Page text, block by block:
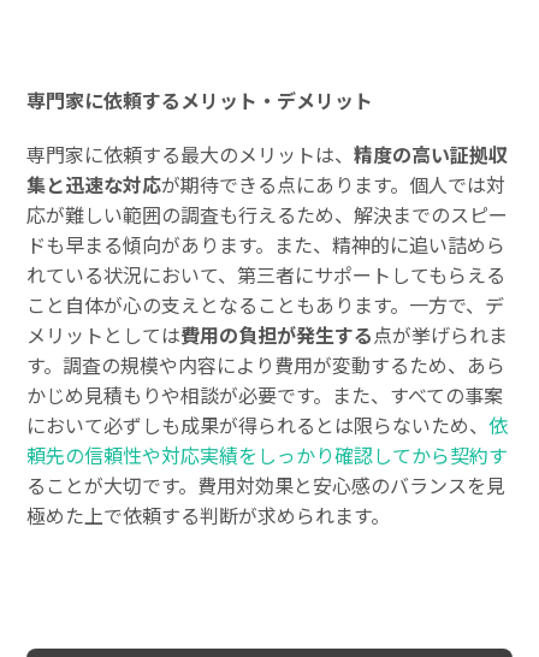
専門家に依頼するメリット・デメリット
専門家に依頼する最大のメリットは、精度の高い証拠収
集と迅速な対応が期待できる点にあります。個人では対
応が難しい範囲の調査も行えるため、解決までのスピー
ドも早まる傾向があります。また、精神的に追い詰めら
れている状況において、第三者にサポートしてもらえる
こと自体が心の支えとなることもあります。一方で、デ
メリットとしては費用の負担が発生する点が挙げられま
す。調査の規模や内容により費用が変動するため、あら
かじめ見積もりや相談が必要です。また、すべての事案
において必ずしも成果が得られるとは限らないため、依
頼先の信頼性や対応実績をしっかり確認してから契約す
ることが大切です。費用対効果と安心感のバランスを見
極めた上で依頼する判断が求められます。